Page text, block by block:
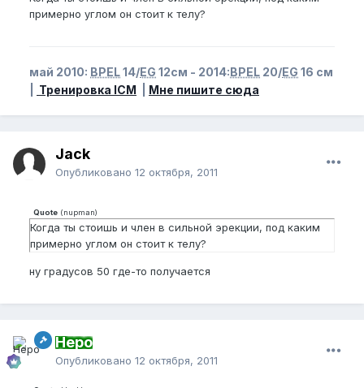
примерно углом он стоит к телу?
май 2010: BPEL14/EG 12см - 2014:BPEL 20/EG 16 см
Тренировка ICM Мне пишите сюда
Jack
Опубликовано 12 октября, 2011
Quote (nupman)
Когда ты стоишь и член в сильной эрекции, под каким
примерно углом он стоит к телу?
ну градусов 50 где-то получается
Неро
Опубликовано 12 октября, 2011